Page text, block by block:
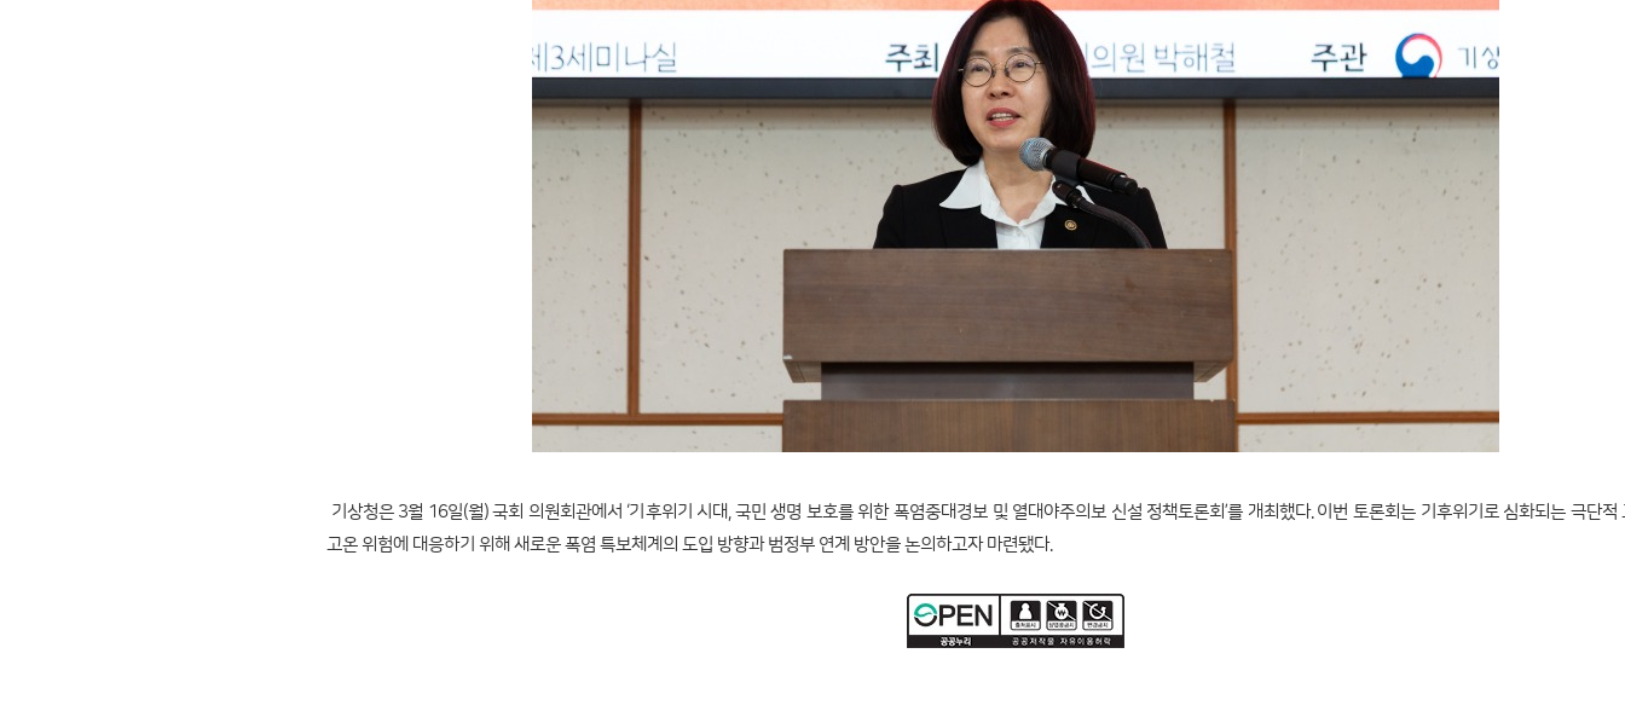
기상청은 3월 16일(월) 국회 의원회관에서 ‘기후위기 시대, 국민 생명 보호를 위한 폭염중대경보 및 열대야주의보 신설 정책토론회’를 개최했다. 이번 토론회는 기후위기로 심화되는 극단적
고온 위험에 대응하기 위해 새로운 폭염 특보체계의 도입 방향과 범정부 연계 방안을 논의하고자 마련됐다.